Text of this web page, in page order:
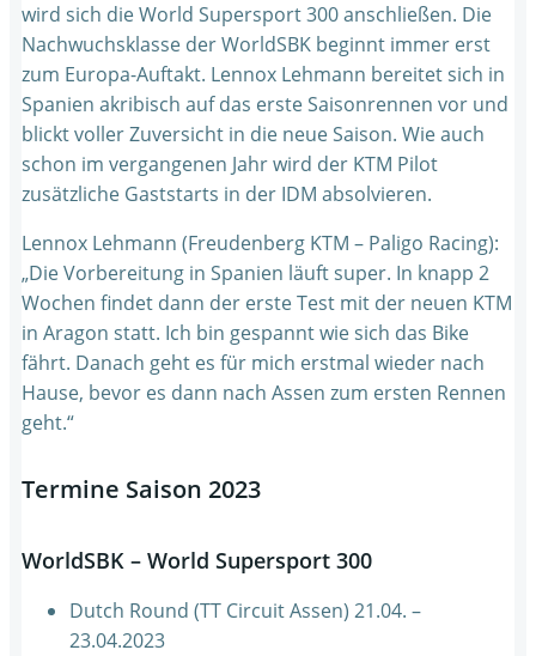
wird sich die World Supersport 300 anschließen. Die
Nachwuchsklasse der WorldSBK beginnt immer erst
zum Europa-Auftakt. Lennox Lehmann bereitet sich in
Spanien akribisch auf das erste Saisonrennen vor und
blickt voller Zuversicht in die neue Saison. Wie auch
schon im vergangenen Jahr wird der KTM Pilot
zusätzliche Gaststarts in der IDM absolvieren.
Lennox Lehmann (Freudenberg KTM – Paligo Racing):
„Die Vorbereitung in Spanien läuft super. In knapp 2
Wochen findet dann der erste Test mit der neuen KTM
in Aragon statt. Ich bin gespannt wie sich das Bike
fährt. Danach geht es für mich erstmal wieder nach
Hause, bevor es dann nach Assen zum ersten Rennen
geht.“
Termine Saison 2023
WorldSBK – World Supersport 300
Dutch Round (TT Circuit Assen) 21.04. –
23.04.2023